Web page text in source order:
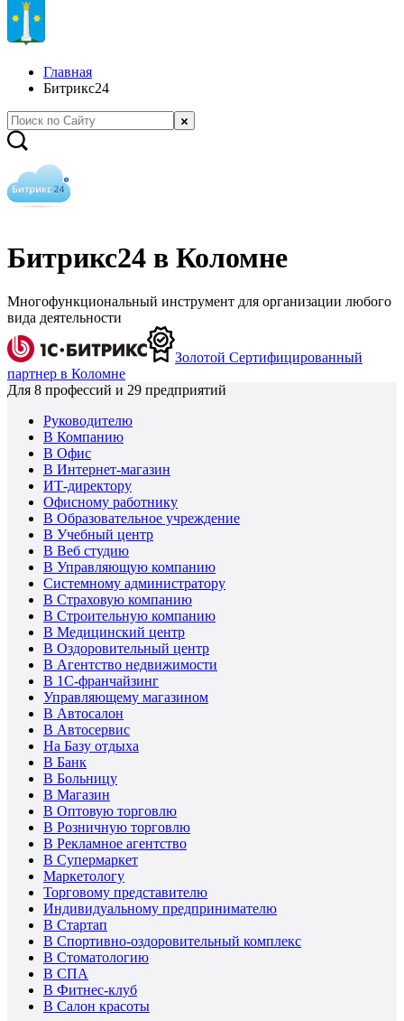
Главная
Битрикс24
Битрикс24 в Коломне
Многофункциональный инструмент для организации любого
вида деятельности
Золотой Сертифицированный
партнер в Коломне
Для 8 профессий и 29 предприятий
Руководителю
В Компанию
В Офис
В Интернет-магазин
ИТ-директору
Офисному работнику
В Образовательное учреждение
В Учебный центр
В Веб студию
В Управляющую компанию
Системному администратору
В Страховую компанию
В Строительную компанию
В Медицинский центр
В Оздоровительный центр
В Агентство недвижимости
В 1С-франчайзинг
Управляющему магазином
В Автосалон
В Автосервис
На Базу отдыха
В Банк
В Больницу
В Магазин
В Оптовую торговлю
В Розничную торговлю
В Рекламное агентство
В Супермаркет
Маркетологу
Торговому представителю
Индивидуальному предпринимателю
В Стартап
В Спортивно-оздоровительный комплекс
В Стоматологию
В СПА
В Фитнес-клуб
В Салон красоты